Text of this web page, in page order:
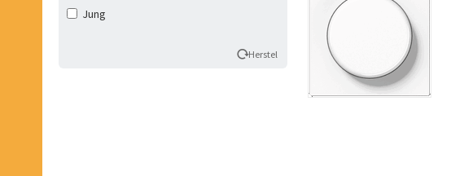
Jung
Herstel